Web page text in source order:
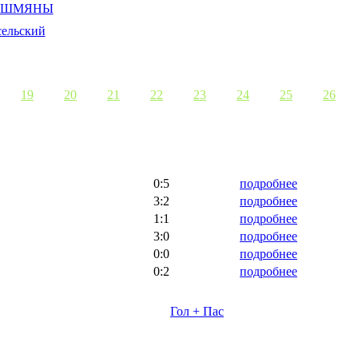
19 20 21 22 23 24 25 26
0:5
подробнее
3:2
подробнее
1:1
подробнее
3:0
подробнее
0:0
подробнее
0:2
подробнее
Гол + Пас